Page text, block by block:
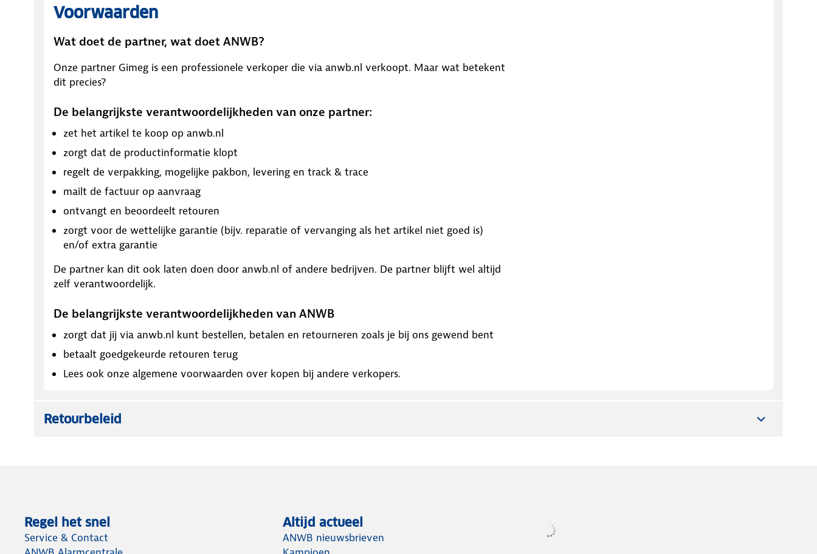
Voorwaarden
Wat doet de partner, wat doet ANWB?
Onze partner Gimeg is een professionele verkoper die via anwb.nl verkoopt. Maar wat betekent
dit precies?
De belangrijkste verantwoordelijkheden van onze partner:
zet het artikel te koop op anwb.nl
zorgt dat de productinformatie klopt
regelt de verpakking, mogelijke pakbon, levering en track & trace
mailt de factuur op aanvraag
ontvangt en beoordeelt retouren
zorgt voor de wettelijke garantie (bijv. reparatie of vervanging als het artikel niet goed is)
en/of extra garantie
De partner kan dit ook laten doen door anwb.nl of andere bedrijven. De partner blijft wel altijd
zelf verantwoordelijk.
De belangrijkste verantwoordelijkheden van ANWB
zorgt dat jij via anwb.nl kunt bestellen, betalen en retourneren zoals je bij ons gewend bent
betaalt goedgekeurde retouren terug
Lees ook onze algemene voorwaarden over kopen bij andere verkopers.
Retourbeleid
Regel het snel
Service & Contact
Altijd actueel
ANWB nieuwsbrieven